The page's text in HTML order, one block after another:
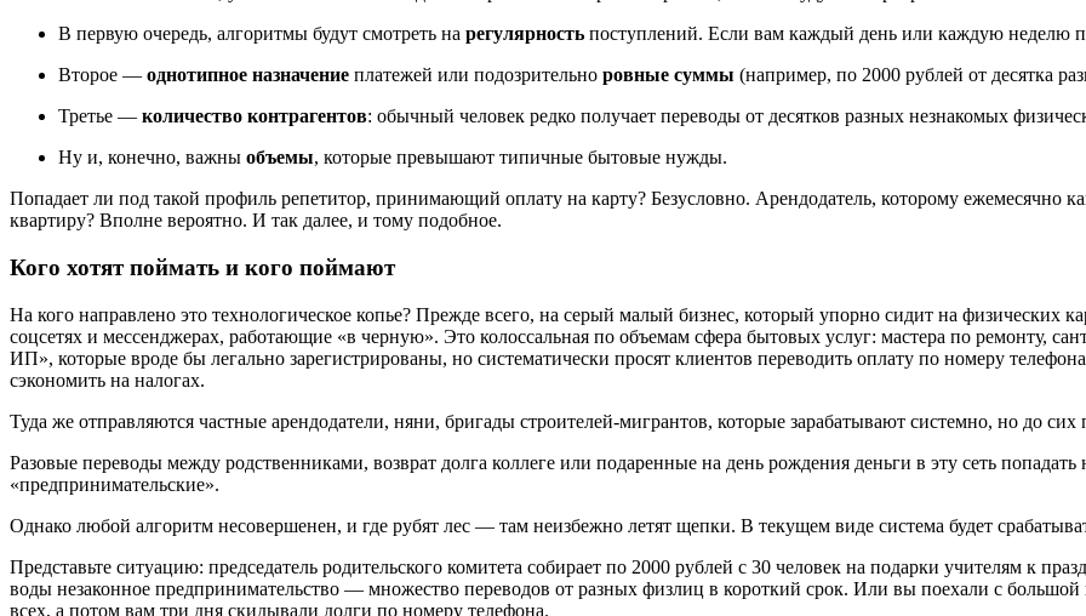
В первую очередь, алгоритмы будут смотреть на регулярность поступлений. Если вам каждый день или каждую неделю
Второе — однотипное назначение платежей или подозрительно ровные суммы (например, по 2000 рублей от десятка
Третье — количество контрагентов: обычный человек редко получает переводы от десятков разных незнакомых
Ну и, конечно, важны объемы, которые превышают типичные бытовые нужды.
Попадает ли под такой профиль репетитор, принимающий оплату на карту? Безусловно. Арендодатель, которому ежемесячно
квартиру? Вполне вероятно. И так далее, и тому подобное.
Кого хотят поймать и кого поймают
На кого направлено это технологическое копье? Прежде всего, на серый малый бизнес, который упорно сидит на физических
соцсетях и мессенджерах, работающие «в черную». Это колоссальная по объемам сфера бытовых услуг: мастера по ремонту,
ИП», которые вроде бы легально зарегистрированы, но систематически просят клиентов переводить оплату по номеру
сэкономить на налогах.
Туда же отправляются частные арендодатели, няни, бригады строителей-мигрантов, которые зарабатывают системно, но до сих
Разовые переводы между родственниками, возврат долга коллеге или подаренные на день рождения деньги в эту сеть
«предпринимательские».
Однако любой алгоритм несовершенен, и где рубят лес — там неизбежно летят щепки. В текущем виде система будет
Представьте ситуацию: председатель родительского комитета собирает по 2000 рублей с 30 человек на подарки учителям к
воды незаконное предпринимательство — множество переводов от разных физлиц в короткий срок. Или вы поехали с большой
всех, а потом вам три дня скидывали долги по номеру телефона.